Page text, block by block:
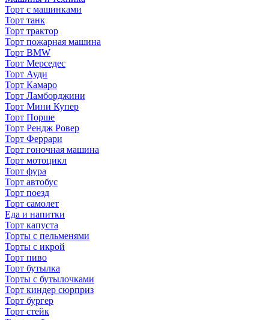
Торт с машинками
Торт танк
Торт трактор
Торт пожарная машина
Торт BMW
Торт Мерседес
Торт Ауди
Торт Камаро
Торт Ламборджини
Торт Мини Купер
Торт Порше
Торт Рендж Ровер
Торт Феррари
Торт гоночная машина
Торт мотоцикл
Торт фура
Торт автобус
Торт поезд
Торт самолет
Еда и напитки
Торт капуста
Торты с пельменями
Торты с икрой
Торт пиво
Торт бутылка
Торты с бутылочками
Торт киндер сюрприз
Торт бургер
Торт стейк